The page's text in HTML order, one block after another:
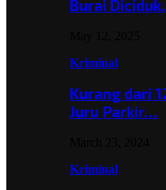
Burai
Kriminal
Kurang dari
Juru Parkir…
Kriminal